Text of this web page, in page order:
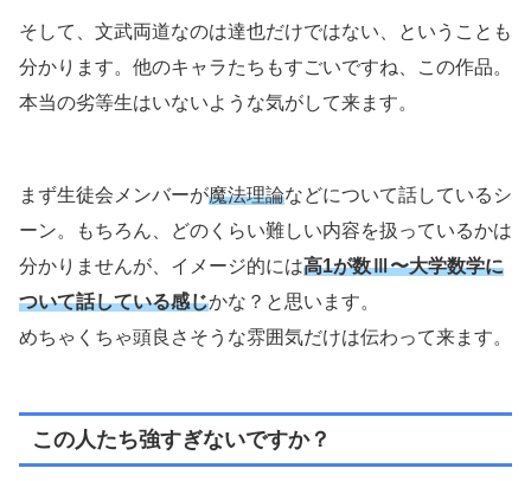
そして、文武両道なのは達也だけではない、ということも
分かります。他のキャラたちもすごいですね、この作品。
本当の劣等生はいないような気がして来ます。
まず生徒会メンバーが魔法理論などについて話しているシ
ーン。もちろん、どのくらい難しい内容を扱っているかは
分かりませんが、イメージ的には高1が数Ⅲ〜大学数学に
ついて話している感じかな？と思います。
めちゃくちゃ頭良さそうな雰囲気だけは伝わって来ます。
この人たち強すぎないですか？